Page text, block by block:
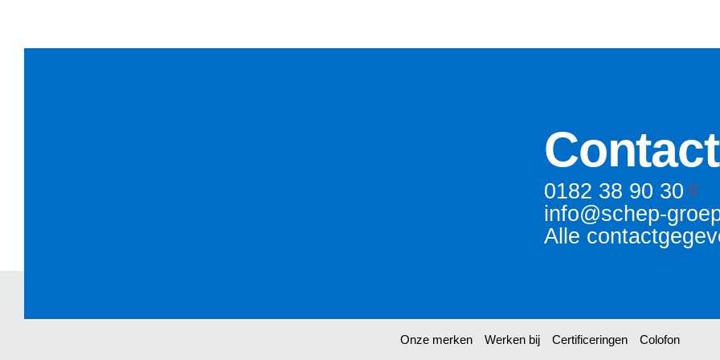
Contact
0182 38 90 30
info@schep-
Alle
Onze merken Werken bij Certificeringen Colofon